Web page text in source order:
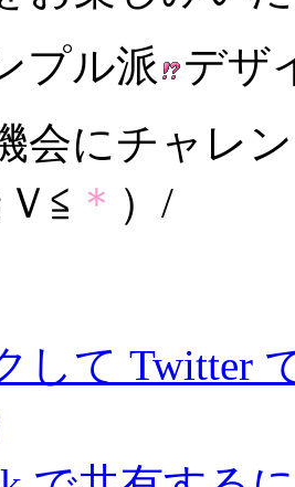
プル派
デザ
会にチャレ
≦ ＊ ）/
して Twitter